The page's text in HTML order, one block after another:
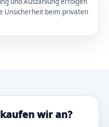
Unsicherheit beim privaten
wir an?